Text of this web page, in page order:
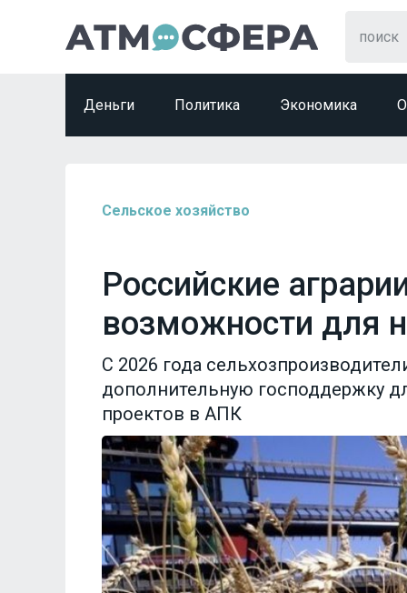
Деньги Политика Экономика
Сельское хозяйство
Российские
возможности для
С 2026 года
дополнительную господдержку
проектов в АПК